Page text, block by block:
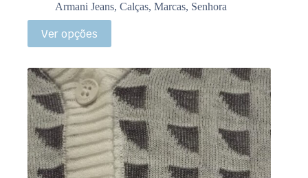
Armani Jeans, Calças, Marcas, Senhora
Ver opções